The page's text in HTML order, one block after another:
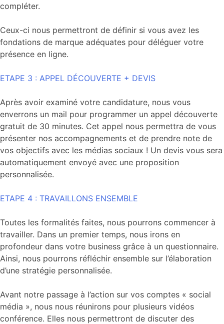
compléter.
Ceux-ci nous permettront de définir si vous avez les
fondations de marque adéquates pour déléguer votre
présence en ligne.
ETAPE 3 : APPEL DÉCOUVERTE + DEVIS
Après avoir examiné votre candidature, nous vous
enverrons un mail pour programmer un appel découverte
gratuit de 30 minutes. Cet appel nous permettra de vous
présenter nos accompagnements et de prendre note de
vos objectifs avec les médias sociaux ! Un devis vous sera
automatiquement envoyé avec une proposition
personnalisée.
ETAPE 4 : TRAVAILLONS ENSEMBLE
Toutes les formalités faites, nous pourrons commencer à
travailler. Dans un premier temps, nous irons en
profondeur dans votre business grâce à un questionnaire.
Ainsi, nous pourrons réfléchir ensemble sur l’élaboration
d’une stratégie personnalisée.
Avant notre passage à l’action sur vos comptes « social
média », nous nous réunirons pour plusieurs vidéos
conférence. Elles nous permettront de discuter des